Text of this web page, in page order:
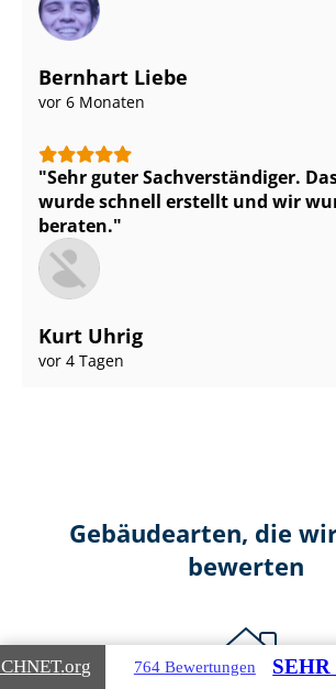
Bernhart Liebe
vor 6 Monaten
Sehr guter Sach­ver­stän­di­ger.
wurde schnell erstellt und wir
beraten.
Kurt Uhrig
vor 4 Tagen
Gebäudearten, die
bewerten
.org 764 Bewertungen